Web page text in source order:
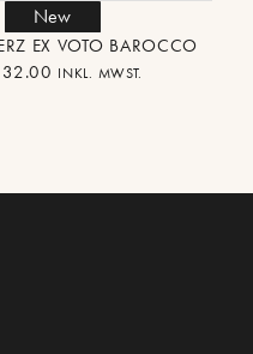
New
EX VOTO BAROCCO
32.00 INKL. MWST.